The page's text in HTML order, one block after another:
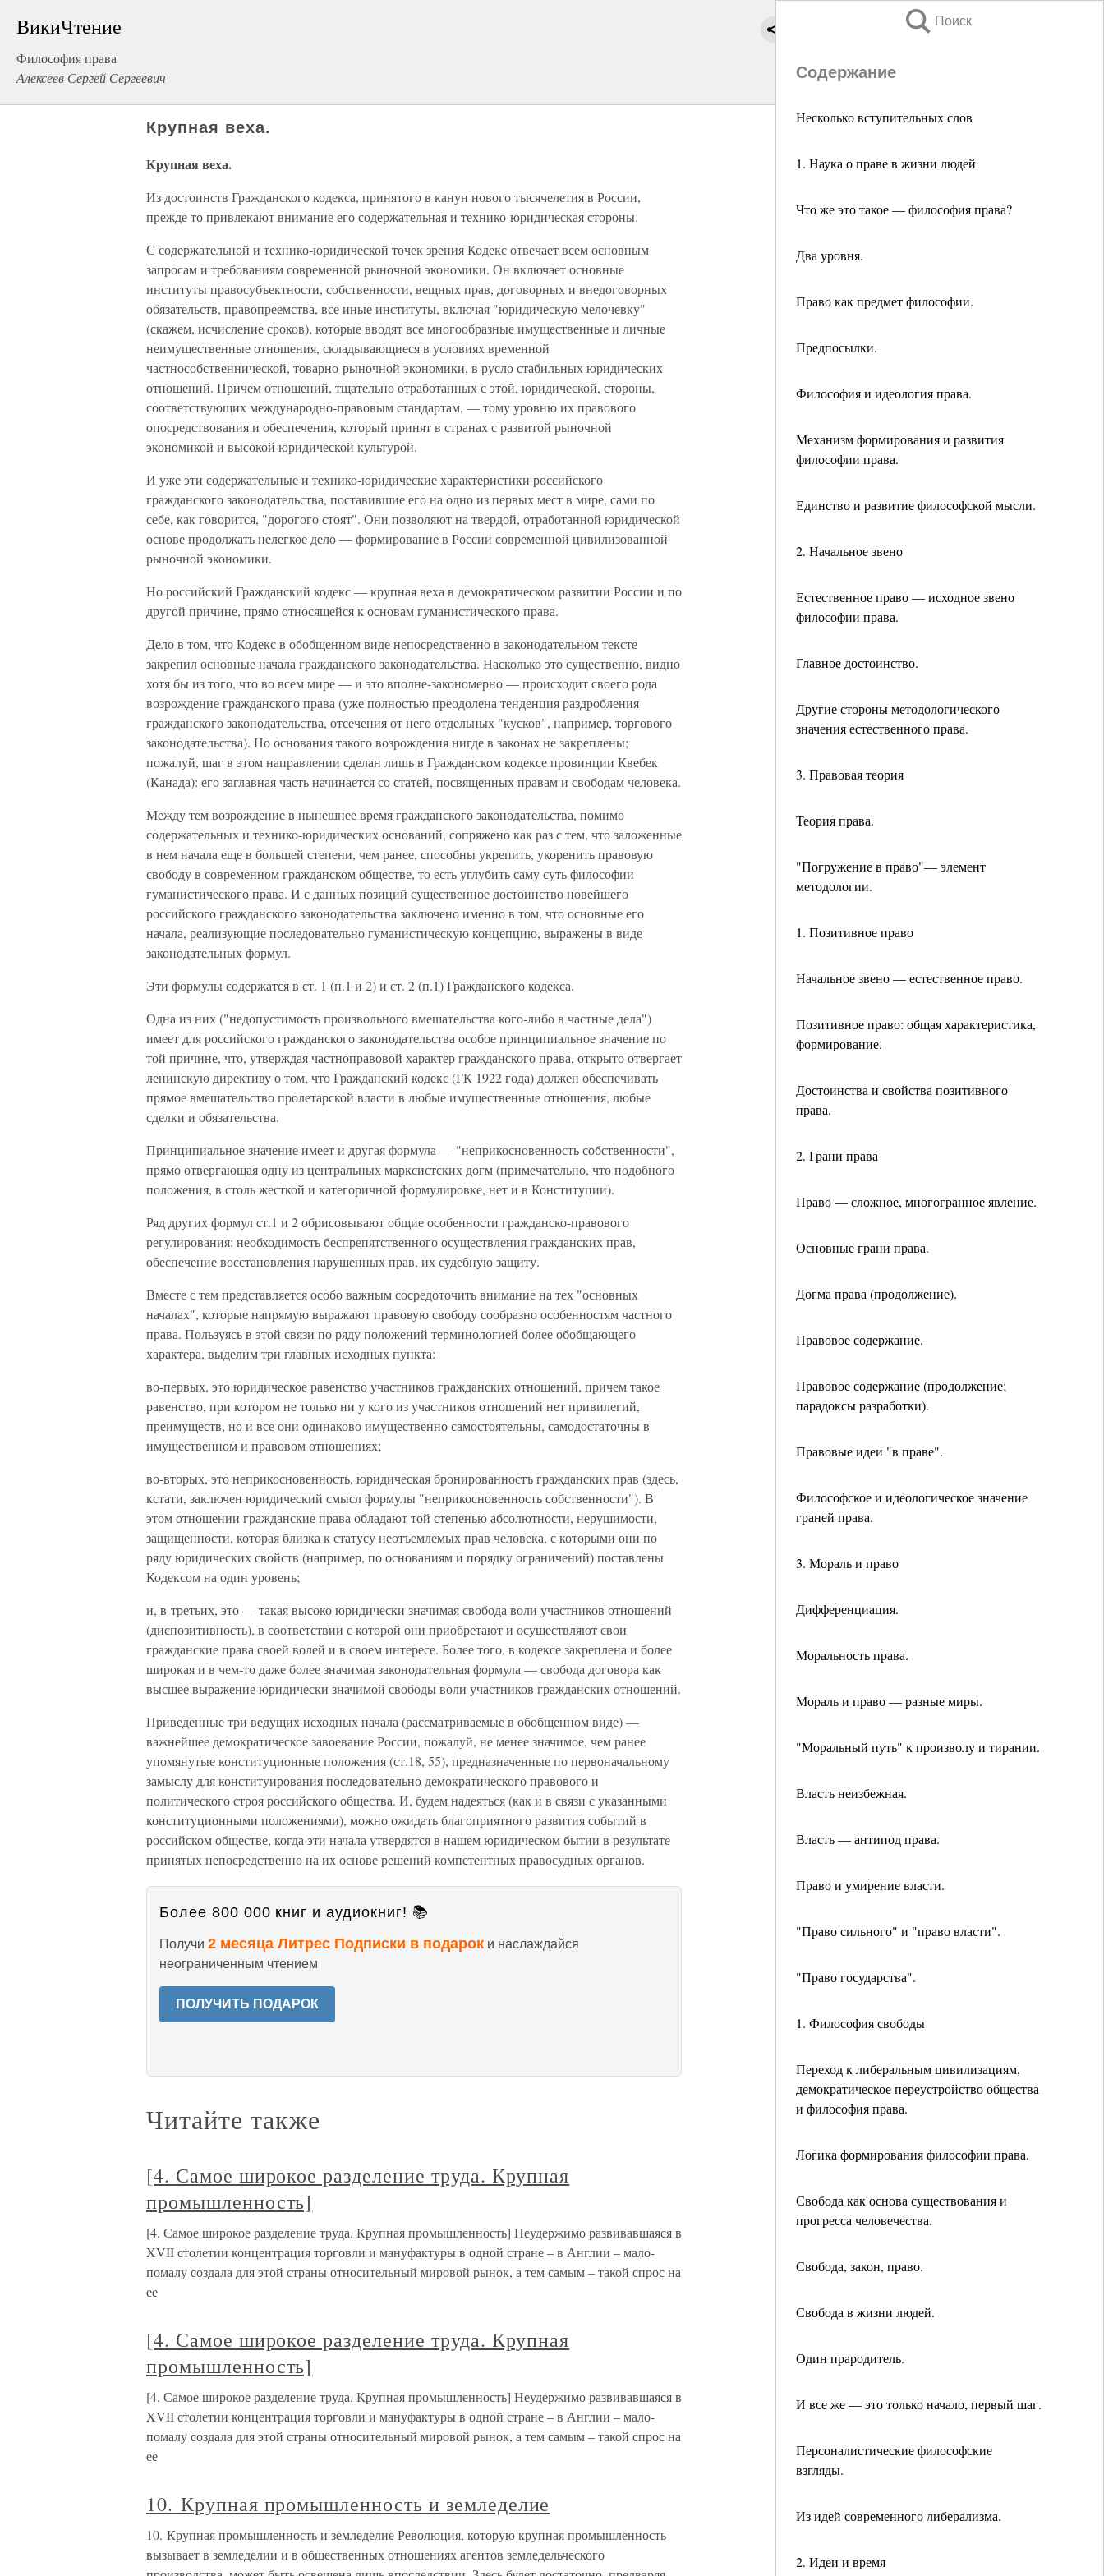
ВикиЧтение
Философия права
Алексеев Сергей Сергеевич
Поиск
Содержание
Несколько вступительных слов
1. Наука о праве в жизни людей
Что же это такое — философия права?
Два уровня.
Право как предмет философии.
Предпосылки.
Философия и идеология права.
Механизм формирования и развития
философии пра­ва.
Единство и развитие философской мысли.
2. Начальное звено
Естественное право — исходное звено
философии права.
Главное достоинство.
Другие стороны методологического
значения естест­венного права.
3. Правовая теория
Теория права.
"Погружение в право"— элемент
методологии.
1. Позитивное право
Начальное звено — естественное право.
Позитивное право: общая характеристика,
формиро­вание.
Достоинства и свойства позитивного
права.
2. Грани права
Право — сложное, многогранное явление.
Основные грани права.
Догма права (продолжение).
Правовое содержание.
Правовое содержание (продолжение;
парадоксы разработки).
Правовые идеи "в праве".
Философское и идеологическое значение
граней права.
3. Мораль и право
Дифференциация.
Моральность права.
Мораль и право — разные миры.
"Моральный путь" к произволу и тирании.
Власть неизбежная.
Власть — антипод права.
Право и умирение власти.
"Право сильного" и "право власти".
"Право государства".
1. Философия свободы
Переход к либеральным цивилизациям,
демократи­ческое переустройство общества
и философия права.
Логика формирования философии права.
Свобода как основа существования и
прогресса че­ловечества.
Свобода, закон, право.
Свобода в жизни людей.
Один прародитель.
И все же — это только начало, первый шаг.
Персоналистические философские
взгляды.
Из идей современного либерализма.
2. Идеи и время
Крупная веха.
Крупная веха.
Из достоинств Гражданского кодекса, принятого в канун нового тысячелетия в России,
прежде то привлекают внимание его содержательная и технико-юридическая стороны.
С содержательной и технико-юридической точек зрения Кодекс отвечает всем основным
запросам и требованиям современной рыночной экономики. Он включает основные
институты правосубъектности, собственности, вещных прав, договорных и внедоговорных
обязательств, правопреемства, все иные институты, включая "юридическую мелочевку"
(скажем, исчисление сроков), которые вводят все многообразные имущественные и личные
неимущественные отношения, складывающиеся в условиях временной
частнособственнической, товарно-рыночной экономики, в русло стабильных юридических
отношений. Причем отношений, тщательно отработанных с этой, юри­дической, стороны,
соответствующих международно-пра­вовым стандартам, — тому уровню их правового
опосредствования и обеспечения, который принят в странах с развитой рыночной
экономикой и высокой юридической культурой.
И уже эти содержательные и технико-юридические характеристики российского
гражданского законодательства, поставившие его на одно из первых мест в мире, сами по
себе, как говорится, "дорогого стоят". Они позволяют на твердой, отработанной юридической
основе продолжать нелегкое дело — формирование в России современной цивилизованной
рыночной экономики.
Но российский Гражданский кодекс — крупная веха в демократическом развитии России и по
другой причине, прямо относящейся к основам гуманистического права.
Дело в том, что Кодекс в обобщенном виде непосредст­венно в законодательном тексте
закрепил основные начала гражданского законодательства. Насколько это существен­но, видно
хотя бы из того, что во всем мире — и это вполне-закономерно — происходит своего рода
возрождение граж­данского права (уже полностью преодолена тенденция раздробления
гражданского законодательства, отсечения от него отдельных "кусков", например, торгового
законодательст­ва). Но основания такого возрождения нигде в законах не закреплены;
пожалуй, шаг в этом направлении сделан лишь в Гражданском кодексе провинции Квебек
(Канада): его заглавная часть начинается со статей, посвященных пра­вам и свободам человека.
Между тем возрождение в нынешнее время граждан­ского законодательства, помимо
содержательных и техни­ко-юридических оснований, сопряжено как раз с тем, что заложенные
в нем начала еще в большей степени, чем ра­нее, способны укрепить, укоренить правовую
свободу в со­временном гражданском обществе, то есть углубить саму суть философии
гуманистического права. И с данных пози­ций существенное достоинство новейшего
российского гра­жданского законодательства заключено именно в том, что основные его
начала, реализующие последовательно гума­нистическую концепцию, выражены в виде
законодатель­ных формул.
Эти формулы содержатся в ст. 1 (п.1 и 2) и ст. 2 (п.1) Гражданского кодекса.
Одна из них ("недопустимость произвольного вмешатель­ства кого-либо в частные дела")
имеет для российского гра­жданского законодательства особое принципиальное значение по
той причине, что, утверждая частноправовой характер гражданского права, открыто отвергает
ленинскую директи­ву о том, что Гражданский кодекс (ГК 1922 года) должен обеспечивать
прямое вмешательство пролетарской власти в любые имущественные отношения, любые
сделки и обяза­тельства.
Принципиальное значение имеет и другая формула — "неприкосновенность собственности",
прямо отвергающая одну из центральных марксистских догм (примечательно, что по­добного
положения, в столь жесткой и категоричной форму­лировке, нет и в Конституции).
Ряд других формул ст.1 и 2 обрисовывают общие осо­бенности гражданско-правового
регулирования: необходимость беспрепятственного осуществления гражданских прав,
обеспечение восстановления нарушенных прав, их судебную защиту.
Вместе с тем представляется особо важным сосредото­чить внимание на тех "основных
началах", которые напря­мую выражают правовую свободу сообразно особенностям частного
права. Пользуясь в этой связи по ряду положений терминологией более обобщающего
характера, выделим три главных исходных пункта:
во-первых, это юридическое равенство участников гра­жданских отношений, причем такое
равенство, при котором не только ни у кого из участников отношений нет привиле­гий,
преимуществ, но и все они одинаково имущественно самостоятельны, самодостаточны в
имущественном и пра­вовом отношениях;
во-вторых, это неприкосновенность, юридическая бронированностъ гражданских прав (здесь,
кстати, заключен юридический смысл формулы "неприкосновенность собст­венности"). В
этом отношении гражданские права обладают той степенью абсолютности, нерушимости,
защищенно­сти, которая близка к статусу неотъемлемых прав челове­ка, с которыми они по
ряду юридических свойств (например, по основаниям и порядку ограничений) поставлены
Кодек­сом на один уровень;
и, в-третьих, это — такая высоко юридически значи­мая свобода воли участников отношений
(диспозитивность), в соответствии с которой они приобретают и осуществля­ют свои
гражданские права своей волей и в своем интересе. Более того, в кодексе закреплена и более
широкая и в чем-то даже более значимая законодательная формула — свобода договора как
высшее выражение юридически значимой свободы воли участников гражданских отношений.
Приведенные три ведущих исходных начала (рассматриваемые в обобщенном виде) —
важнейшее демократическое завоевание России, пожалуй, не менее значимое, чем ранее
упомянутые конституционные положения (ст.18, 55), предна­значенные по первоначальному
замыслу для конституирования последовательно демократического правового и
политического строя российского общества. И, будем надеять­ся (как и в связи с указанными
конституционными положе­ниями), можно ожидать благоприятного развития событий в
российском обществе, когда эти начала утвердятся в нашем юридическом бытии в результате
принятых непосредственно на их основе решений компетентных правосудных органов.
Более 800 000 книг и аудиокниг! 📚
Получи 2 месяца Литрес Подписки в подарок и наслаждайся
неограниченным чтением
ПОЛУЧИТЬ ПОДАРОК
Читайте также
[4. Самое широкое разделение труда. Крупная
промышленность]
[4. Самое широкое разделение труда. Крупная промышленность] Неудержимо развивавшаяся в
XVII столетии концентрация торговли и мануфактуры в одной стране – в Англии – мало-
помалу создала для этой страны относительный мировой рынок, а тем самым – такой спрос на
ее
[4. Самое широкое разделение труда. Крупная
промышленность]
[4. Самое широкое разделение труда. Крупная промышленность] Неудержимо развивавшаяся в
XVII столетии концентрация торговли и мануфактуры в одной стране – в Англии – мало-
помалу создала для этой страны относительный мировой рынок, а тем самым – такой спрос на
ее
10. Крупная промышленность и земледелие
10. Крупная промышленность и земледелие Революция, которую крупная промышленность
вызывает в земледелии и в общественных отношениях агентов земледельческого